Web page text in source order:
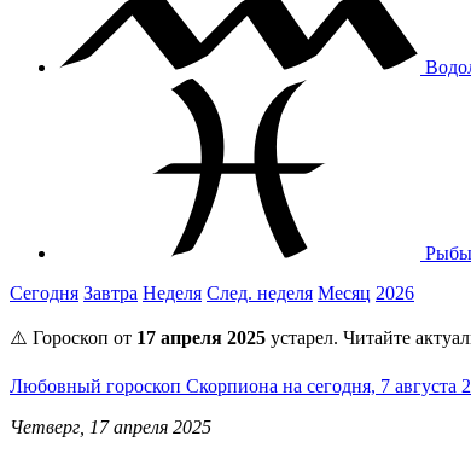
Рыбы
Сегодня Завтра Неделя След. неделя Месяц 2026
⚠️ Гороскоп от 17 апреля 2025 устарел. Читайте
Любовный гороскоп Скорпиона на сегодня, 7 августа
Четверг, 17 апреля 2025